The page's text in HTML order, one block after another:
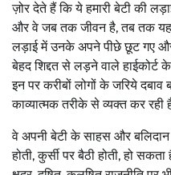
ज़ोर देते हैं कि ये हमारी बेटी की
और वे जब तक जीवन है, तब तक यह
लड़ाई में उनके अपने पीछे छूट गए और
बेहद शिद्दत से लड़ने वाले
इन पर करीबों लोगों के जरिये दबाव
काव्यात्मक तरीके से व्यक्त कर
वे अपनी बेटी के साहस और बलिदान
होती, कुर्सी पर बैठी होती, हो